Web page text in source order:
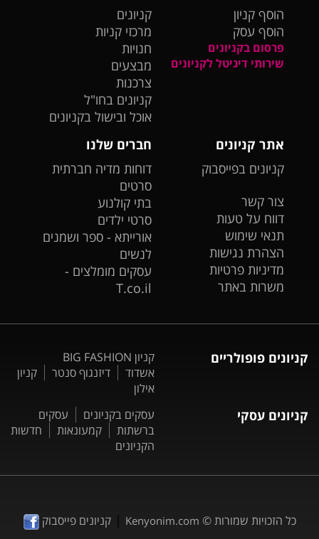
הוסף קניון
הוסף עסק
פרסום בקניונים
שירותי דיגיטל לקניונים
קניונים
מרכזי קניות
חנויות
מבצעים
צרכנות
קניונים בחו"ל
אוכל ובישול בקניונים
אתר קניונים
קניונים בפייסבוק
צור קשר
דווח על טעות
תנאי שימוש
הצהרת נגישות
מדיניות פרטיות
משרות באתר
חברים שלנו
דוחות מדיה חברתית
סרטים
בתי קולנוע
סרטי ילדים
אורייתא - ספר ושמנים
לנשים
עסקים מומלצים -
T.co.il
קניונים פופולריים
קניון BIG FASHION
אשדוד
דיזנגוף סנטר
קניון
אילון
קניונים עסקי עסקים בקניונים
עסקים
ברשתות
קמעונאות
חדשות
הקניונים
כל הזכויות שמורות © Kenyonim.com
|קניונים פייסבוק